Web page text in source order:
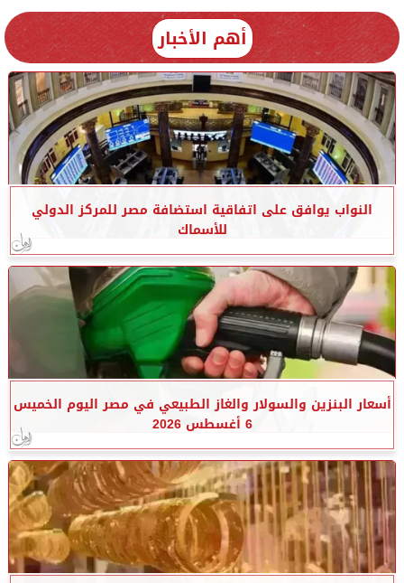
أهم الأخبار
النواب يوافق على اتفاقية استضافة مصر للمركز الدولي
للأسماك
أسعار البنزين والسولار والغاز الطبيعي في مصر اليوم الخميس
6 أغسطس 2026